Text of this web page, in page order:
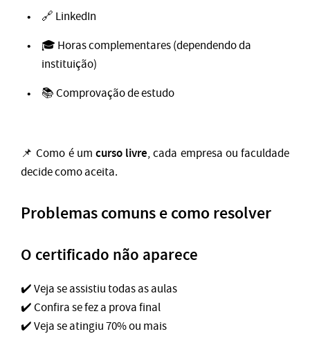
🔗 LinkedIn
🎓 Horas complementares (dependendo da
instituição)
📚 Comprovação de estudo
📌 Como é um curso livre, cada empresa ou faculdade
decide como aceita.
Problemas comuns e como resolver
O certificado não aparece
✔️ Veja se assistiu todas as aulas
✔️ Confira se fez a prova final
✔️ Veja se atingiu 70% ou mais